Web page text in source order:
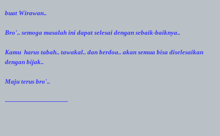
buat Wirawan..
Bro'.. semoga masalah ini dapat selesai dengan sebaik-baiknya..
Kamu harus tabah.. tawakal.. dan berdoa.. akan semua bisa diselesaikan
dengan bijak..
Maju terus bro'..
--------------------------------